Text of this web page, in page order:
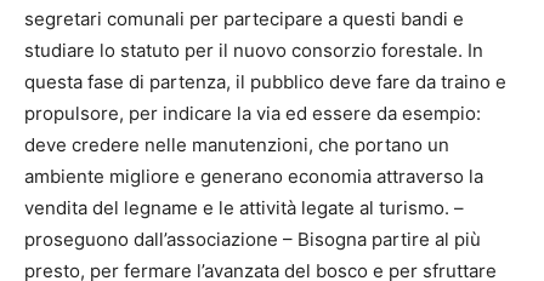
segretari comunali per partecipare a questi bandi e
studiare lo statuto per il nuovo consorzio forestale. In
questa fase di partenza, il pubblico deve fare da traino e
propulsore, per indicare la via ed essere da esempio:
deve credere nelle manutenzioni, che portano un
ambiente migliore e generano economia attraverso la
vendita del legname e le attività legate al turismo. –
proseguono dall’associazione – Bisogna partire al più
presto, per fermare l’avanzata del bosco e per sfruttare